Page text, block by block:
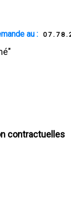
au :
contractuelles